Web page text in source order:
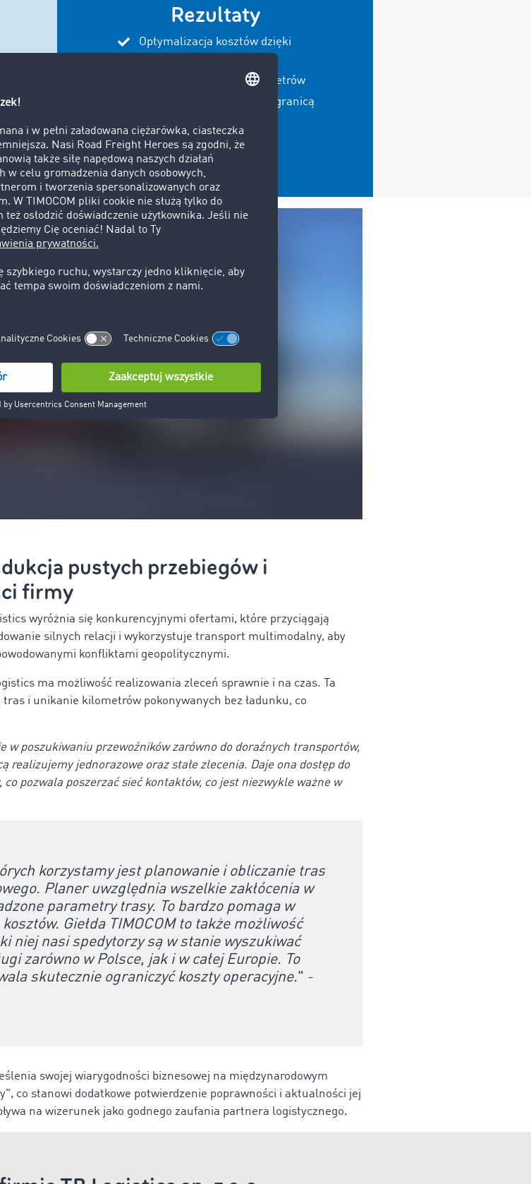
Rezultaty
Optymalizacja kosztów dzięki
Redukcja pustych kilometrów
Rozwój firmy w kraju i za granicą
pustych przebiegów i
firmy
wyróżnia się konkurencyjnymi ofertami, które przyciągają
silnych relacji i wykorzystuje transport multimodalny, aby
konfliktami geopolitycznymi.
ma możliwość realizowania zleceń sprawnie i na czas. Ta
i unikanie kilometrów pokonywanych bez ładunku, co
w poszukiwaniu przewoźników zarówno do doraźnych transportów,
realizujemy jednorazowe oraz stałe zlecenia. Daje ona dostęp do
co pozwala poszerzać sieć kontaktów, co jest niezwykle ważne w
korzystamy jest planowanie i obliczanie tras
Planer uwzględnia wszelkie zakłócenia w
parametry trasy. To bardzo pomaga w
Giełda TIMOCOM to także możliwość
niej nasi spedytorzy są w stanie wyszukiwać
zarówno w Polsce, jak i w całej Europie. To
skutecznie ograniczyć koszty operacyjne." -
swojej wiarygodności biznesowej na międzynarodowym
co stanowi dodatkowe potwierdzenie poprawności i aktualności jej
na wizerunek jako godnego zaufania partnera logistycznego.